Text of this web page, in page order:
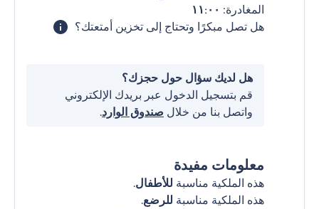
المغادرة: ١١:٠٠
هل تصل مبكرًا وتحتاج إلى تخزين أمتعتك؟
هل لديك سؤال حول حجزك؟
قم بتسجيل الدخول عبر بريدك الإلكتروني
واتصل بنا من خلال صندوق الوارد.
معلومات مفيدة
هذه الملكية مناسبة للأطفال.
هذه الملكية مناسبة للرضع.